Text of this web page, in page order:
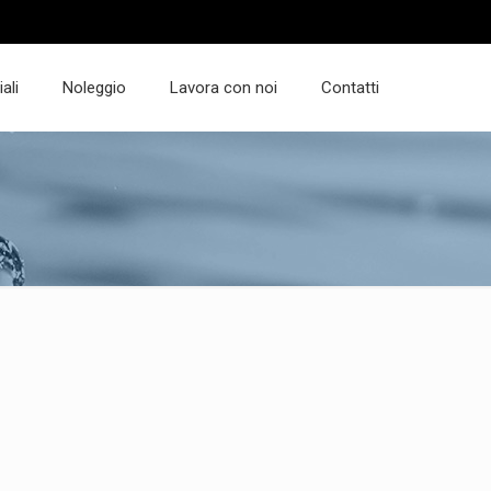
Noleggio Lavora con noi Contatti